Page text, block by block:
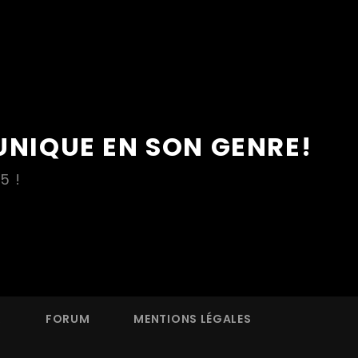
EN SON GENRE!
!
FORUM MENTIONS LÉGALES